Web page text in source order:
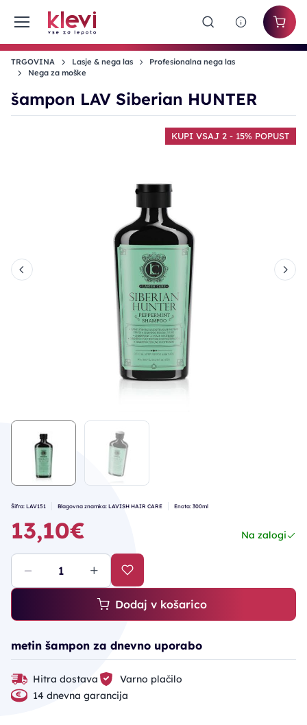
TRGOVINA Lasje & nega las
Profesionalna nega las
Nega za moške
šampon LAV Siberian HUNTER
KUPI VSAJ 2 - 15% POPUST
Šifra: LAV151 Blagovna znamka: LAVISH HAIR CARE Enota: 300ml
13,10€ Na zalogi
Dodaj v košarico
metin šampon za dnevno uporabo
Hitra dostava
Varno plačilo
14 dnevna garancija